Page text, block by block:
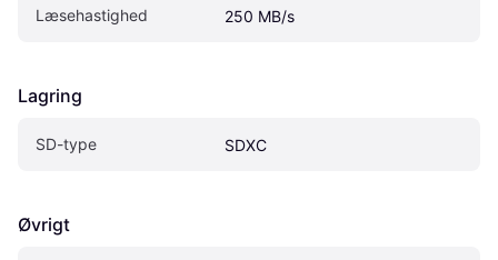
Læsehastighed 250 MB/s
Lagring
SD-type SDXC
Øvrigt